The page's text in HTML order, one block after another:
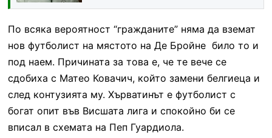
По всяка вероятност “гражданите” няма да вземат
нов футболист на мястото на Де Бройне било то и
под наем. Причината за това е, че те вече се
сдобиха с Матео Ковачич, който замени белгиеца и
след контузията му. Хърватинът е футболист с
богат опит във Висшата лига и спокойно би се
вписал в схемата на Пеп Гуардиола.